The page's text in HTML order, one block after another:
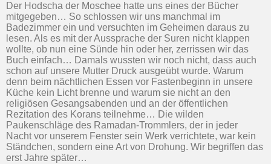
Der Hodscha der Moschee hatte uns eines der Bücher
mitgegeben… So schlossen wir uns manchmal im
Badezimmer ein und versuchten im Geheimen daraus zu
lesen. Als es mit der Aussprache der Suren nicht klappen
wollte, ob nun eine Sünde hin oder her, zerrissen wir das
Buch einfach… Damals wussten wir noch nicht, dass auch
schon auf unsere Mutter Druck ausgeübt wurde. Warum
denn beim nächtlichen Essen vor Fastenbeginn in unsere
Küche kein Licht brenne und warum sie nicht an den
religiösen Gesangsabenden und an der öffentlichen
Rezitation des Korans teilnehme… Die wilden
Paukenschläge des Ramadan-Trommlers, der in jeder
Nacht vor unserem Fenster sein Werk verrichtete, war kein
Ständchen, sondern eine Art von Drohung. Wir begriffen das
erst Jahre später…